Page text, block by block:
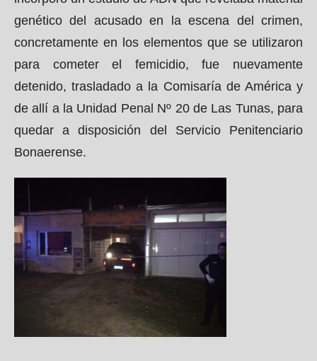
genético del acusado en la escena del crimen,
concretamente en los elementos que se utilizaron
para cometer el femicidio, fue nuevamente
detenido, trasladado a la Comisaría de América y
de allí a la Unidad Penal Nº 20 de Las Tunas, para
quedar a disposición del Servicio Penitenciario
Bonaerense.